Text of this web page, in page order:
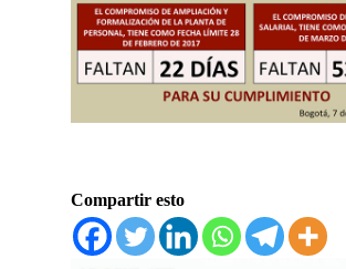
Compartir esto